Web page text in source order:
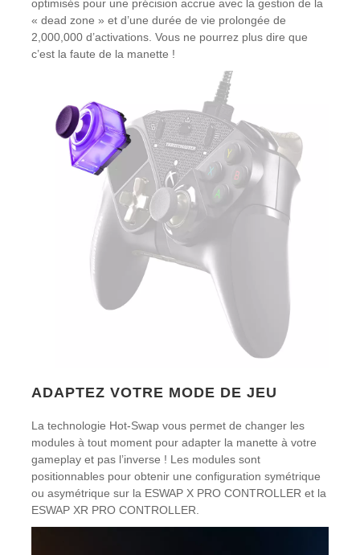
optimisés pour une précision accrue avec la gestion de la
« dead zone » et d’une durée de vie prolongée de
2,000,000 d’activations. Vous ne pourrez plus dire que
c’est la faute de la manette !
ADAPTEZ VOTRE MODE DE JEU
La technologie Hot-Swap vous permet de changer les
modules à tout moment pour adapter la manette à votre
gameplay et pas l’inverse ! Les modules sont
positionnables pour obtenir une configuration symétrique
ou asymétrique sur la ESWAP X PRO CONTROLLER et la
ESWAP XR PRO CONTROLLER.